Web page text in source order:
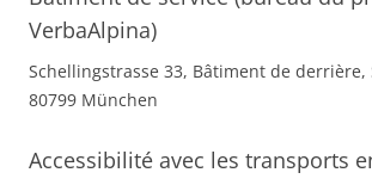
VerbaAlpina)
Schellingstrasse 33, Bâtiment de derrière,
80799 München
Accessibilité avec les transports